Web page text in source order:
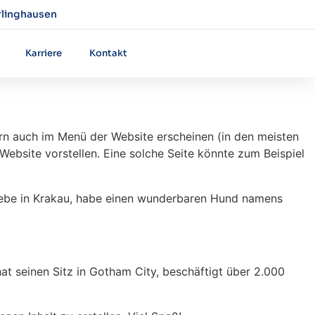
Karriere Kontakt
auch im Menü der Website erscheinen (in den meisten
vorstellen. Eine solche Seite könnte zum Beispiel
in Krakau, habe einen wunderbaren Hund namens
seinen Sitz in Gotham City, beschäftigt über 2.000